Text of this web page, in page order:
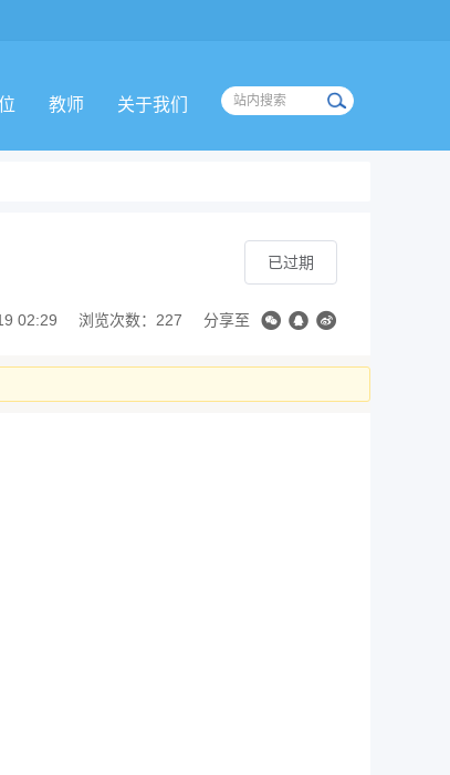
教师 关于我们
已过期
02:29 浏览次数：227 分享至